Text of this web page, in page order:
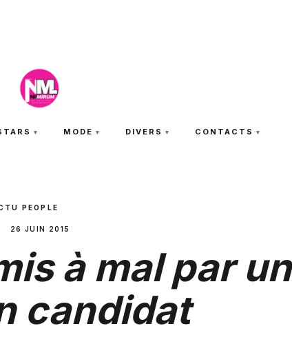
MODE DIVERS CONTACTS
PEOPLE
26 JUIN 2015
à mal par un
candidat